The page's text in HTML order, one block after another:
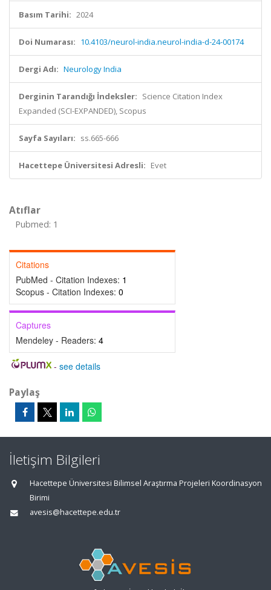
Basım Tarihi: 2024
Doi Numarası: 10.4103/neurol-india.neurol-india-d-24-00174
Dergi Adı: Neurology India
Derginin Tarandığı İndeksler: Science Citation Index
Expanded (SCI-EXPANDED), Scopus
Sayfa Sayıları: ss.665-666
Hacettepe Üniversitesi Adresli: Evet
Atıflar
Pubmed: 1
Citations
PubMed - Citation Indexes: 1
Scopus - Citation Indexes: 0
Captures
Mendeley - Readers: 4
- see details
Paylaş
İletişim Bilgileri
Hacettepe Üniversitesi Bilimsel Araştırma Projeleri Koordinasyon
Birimi
avesis@hacettepe.edu.tr